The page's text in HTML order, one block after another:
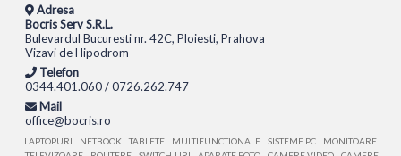
Adresa
Bocris Serv S.R.L.
Bulevardul Bucuresti nr. 42C, Ploiesti, Prahova
Vizavi de Hipodrom
Telefon
0344.401.060 / 0726.262.747
Mail
office@bocris.ro
LAPTOPURI NETBOOK TABLETE MULTIFUNCTIONALE SISTEME PC
MONITOARE